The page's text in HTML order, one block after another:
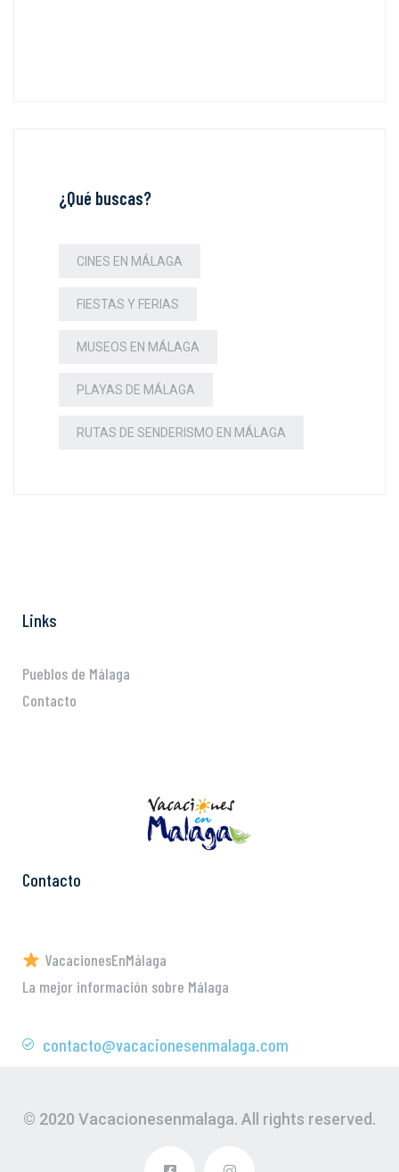
¿Qué buscas?
CINES EN MÁLAGA
FIESTAS Y FERIAS
MUSEOS EN MÁLAGA
PLAYAS DE MÁLAGA
RUTAS DE SENDERISMO EN MÁLAGA
Links
Pueblos de Málaga
Contacto
Contacto
VacacionesEnMálaga
La mejor información sobre Málaga
contacto@vacacionesenmalaga.com
© 2020 Vacacionesenmalaga. All rights reserved.